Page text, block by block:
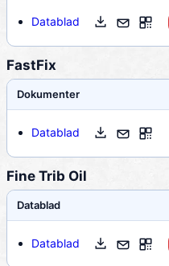
Datablad
FastFix
Dokumenter
Datablad
Fine Trib Oil
Datablad
Datablad